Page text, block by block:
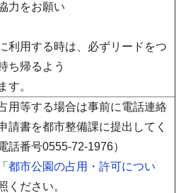
力をお願い
利用する時は、必ずリードをつ
ち帰るよう
す。
用等する場合は事前に電話連絡
請書を都市整備課に提出してく
話番号0555-72-1976）
都市公園の占用・許可につい
ください。